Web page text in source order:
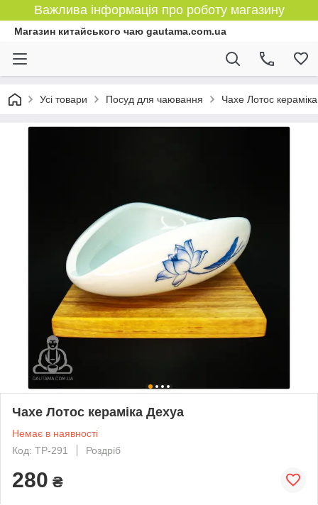
Важлива інформація про роботу магазину
Магазин китайського чаю gautama.com.ua
Усі товари Посуд для чаювання Чахе Лотос
Чахе Лотос кераміка Дехуа
Немає в наявності
Код: TP-291
Роздріб
280 ₴